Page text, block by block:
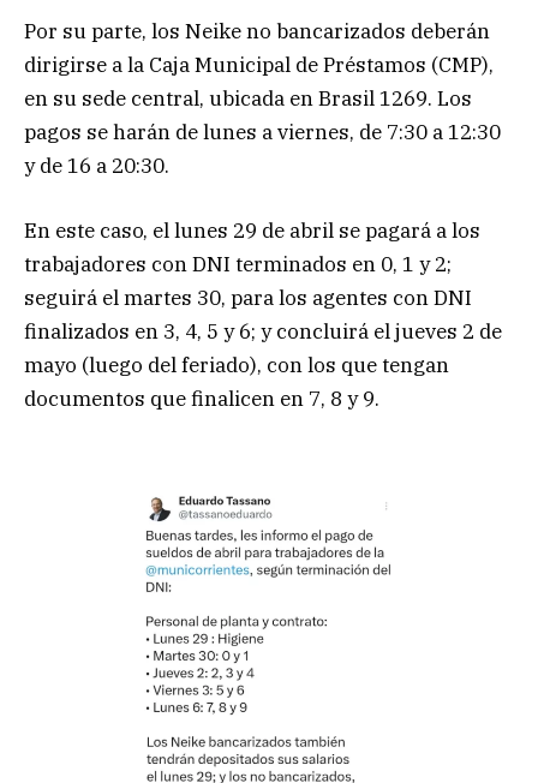
Por su parte, los Neike no bancarizados deberán
dirigirse a la Caja Municipal de Préstamos (CMP),
en su sede central, ubicada en Brasil 1269. Los
pagos se harán de lunes a viernes, de 7:30 a 12:30
y de 16 a 20:30.
En este caso, el lunes 29 de abril se pagará a los
trabajadores con DNI terminados en 0, 1 y 2;
seguirá el martes 30, para los agentes con DNI
finalizados en 3, 4, 5 y 6; y concluirá el jueves 2 de
mayo (luego del feriado), con los que tengan
documentos que finalicen en 7, 8 y 9.